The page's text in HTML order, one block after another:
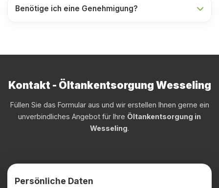
Benötige ich eine Genehmigung?
Kontakt - Öltankentsorgung Wesseling
Füllen Sie das Formular aus und wir erstellen Ihnen gerne ein
unverbindliches Angebot für Ihre Öltankentsorgung in
Wesseling.
Persönliche Daten